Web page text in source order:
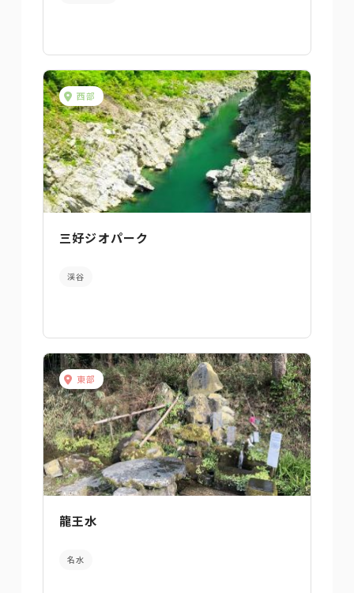
西部
三好ジオパーク
渓谷
東部
龍王水
名水